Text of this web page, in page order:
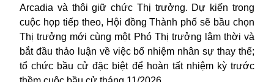
Arcadia và thôi giữ chức Thị trưởng. Dự kiến trong
cuộc họp tiếp theo, Hội đồng Thành phố sẽ bầu chọn
Thị trưởng mới cùng một Phó Thị trưởng lâm thời và
bắt đầu thảo luận về việc bổ nhiệm nhân sự thay thế;
tổ chức bầu cử đặc biệt để hoàn tất nhiệm kỳ trước